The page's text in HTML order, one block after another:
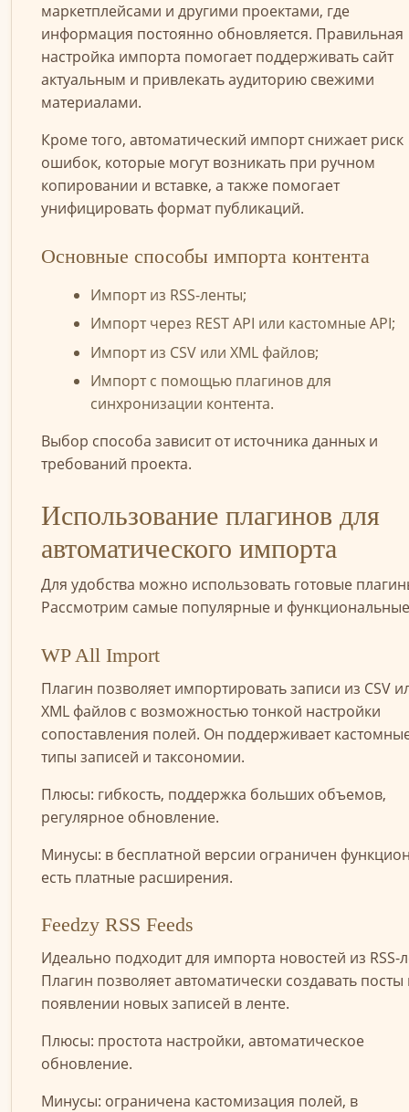
маркетплейсами и другими проектами, где
информация постоянно обновляется. Правильная
настройка импорта помогает поддерживать сайт
актуальным и привлекать аудиторию свежими
материалами.
Кроме того, автоматический импорт снижает риск
ошибок, которые могут возникать при ручном
копировании и вставке, а также помогает
унифицировать формат публикаций.
Основные способы импорта контента
Импорт из RSS-ленты;
Импорт через REST API или кастомные API;
Импорт из CSV или XML файлов;
Импорт с помощью плагинов для
синхронизации контента.
Выбор способа зависит от источника данных и
требований проекта.
Использование плагинов для
автоматического импорта
Для удобства можно использовать готовые
Рассмотрим самые популярные и
WP All Import
Плагин позволяет импортировать записи из CSV
XML файлов с возможностью тонкой настройки
сопоставления полей. Он поддерживает
типы записей и таксономии.
Плюсы: гибкость, поддержка больших объемов,
регулярное обновление.
Минусы: в бесплатной версии ограничен
есть платные расширения.
Feedzy RSS Feeds
Идеально подходит для импорта новостей из RSS-
Плагин позволяет автоматически создавать
появлении новых записей в ленте.
Плюсы: простота настройки, автоматическое
обновление.
Минусы: ограничена кастомизация полей, в